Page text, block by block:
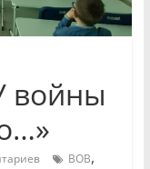
войны
ВОВ,